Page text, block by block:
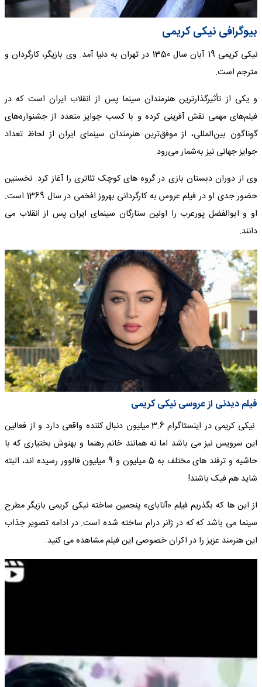
بیوگرافی نیکی کریمی
نیکی کریمی 19 آبان سال 1350 در تهران به دنیا آمد. وی بازیگر، کارگردان و
مترجم است.
و یکی از تأثیرگذارترین هنرمندان سینما پس از انقلاب ایران است که در
فیلم‌های مهمی نقش آفرینی کرده و با کسب جوایز متعدد از جشنواره‌های
گوناگون بین‌المللی، از موفق‌ترین هنرمندان سینمای ایران از لحاظ تعداد
جوایز جهانی نیز به‌شمار می‌رود.
وی از دوران دبستان بازی در گروه های کوچک تئاتری را آغاز کرد. نخستین
حضور جدی او در فیلم عروس به کارگردانی بهروز افخمی در سال 1369 است.
او و ابوالفضل پورعرب را اولین ستارگان سینمای ایران پس از انقلاب می
دانند.
فیلم دیدنی از عروسی نیکی کریمی
نیکی کریمی در اینستاگرام 3.6 میلیون دنبال کننده واقعی دارد و از فعالین
این سرویس نیز می باشد اما نه همانند خانم رهنما و بهنوش بختیاری که با
حاشیه و ترفند های مختلف به 5 میلیون و 9 میلیون فالوور رسیده اند، البته
شاید هم فیک باشند!
از این ها که بگذریم فیلم «آتابای» پنجمین ساخته نیکی کریمی بازیگر مطرح
سینما می باشد که که در ژانر درام ساخته شده است. در ادامه تصویر جذاب
این هنرمند عزیز را در اکران خصوصی این فیلم مشاهده می کنید.